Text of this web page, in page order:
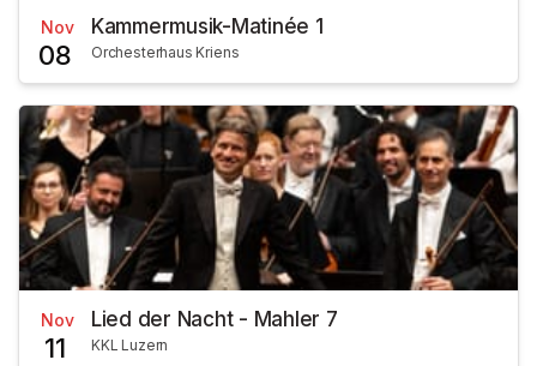
Nov
08
Kammermusik-Matinée 1
Orchesterhaus Kriens
Nov
11
Lied der Nacht - Mahler 7
KKL Luzern